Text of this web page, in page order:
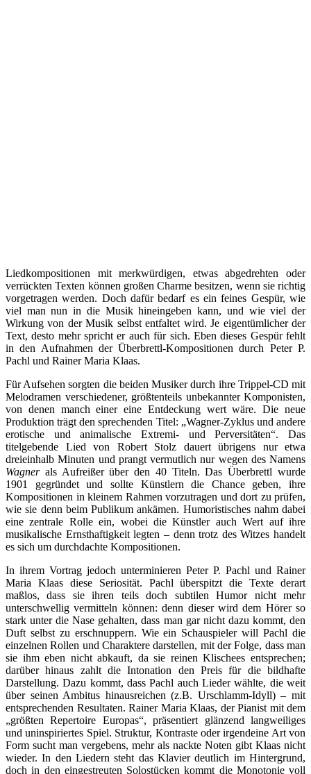
Liedkompositionen mit merkwürdigen, etwas abgedrehten oder
verrückten Texten können großen Charme besitzen, wenn sie richtig
vorgetragen werden. Doch dafür bedarf es ein feines Gespür, wie
viel man nun in die Musik hineingeben kann, und wie viel der
Wirkung von der Musik selbst entfaltet wird. Je eigentümlicher der
Text, desto mehr spricht er auch für sich. Eben dieses Gespür fehlt
in den Aufnahmen der Überbrettl-Kompositionen durch Peter P.
Pachl und Rainer Maria Klaas.
Für Aufsehen sorgten die beiden Musiker durch ihre Trippel-CD mit
Melodramen verschiedener, größtenteils unbekannter Komponisten,
von denen manch einer eine Entdeckung wert wäre. Die neue
Produktion trägt den sprechenden Titel: „Wagner-Zyklus und andere
erotische und animalische Extremi- und Perversitäten“. Das
titelgebende Lied von Robert Stolz dauert übrigens nur etwa
dreieinhalb Minuten und prangt vermutlich nur wegen des Namens
Wagnerals Aufreißer über den 40 Titeln. Das Überbrettl wurde
1901 gegründet und sollte Künstlern die Chance geben, ihre
Kompositionen in kleinem Rahmen vorzutragen und dort zu prüfen,
wie sie denn beim Publikum ankämen. Humoristisches nahm dabei
eine zentrale Rolle ein, wobei die Künstler auch Wert auf ihre
musikalische Ernsthaftigkeit legten – denn trotz des Witzes handelt
es sich um durchdachte Kompositionen.
In ihrem Vortrag jedoch unterminieren Peter P. Pachl und Rainer
Maria Klaas diese Seriosität. Pachl überspitzt die Texte derart
maßlos, dass sie ihren teils doch subtilen Humor nicht mehr
unterschwellig vermitteln können: denn dieser wird dem Hörer so
stark unter die Nase gehalten, dass man gar nicht dazu kommt, den
Duft selbst zu erschnuppern. Wie ein Schauspieler will Pachl die
einzelnen Rollen und Charaktere darstellen, mit der Folge, dass man
sie ihm eben nicht abkauft, da sie reinen Klischees entsprechen;
darüber hinaus zahlt die Intonation den Preis für die bildhafte
Darstellung. Dazu kommt, dass Pachl auch Lieder wählte, die weit
über seinen Ambitus hinausreichen (z.B. Urschlamm-Idyll) – mit
entsprechenden Resultaten. Rainer Maria Klaas, der Pianist mit dem
„größten Repertoire Europas“, präsentiert glänzend langweiliges
und uninspiriertes Spiel. Struktur, Kontraste oder irgendeine Art von
Form sucht man vergebens, mehr als nackte Noten gibt Klaas nicht
wieder. In den Liedern steht das Klavier deutlich im Hintergrund,
doch in den eingestreuten Solostücken kommt die Monotonie voll